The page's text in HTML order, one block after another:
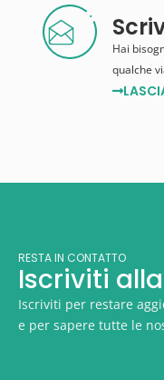
Hai
qualche
RESTA IN CONTATTO
Iscriviti
Iscriviti per restare
e per sapere tutte le